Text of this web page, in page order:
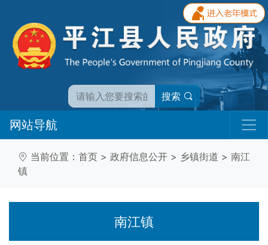
搜索
网站导航
当前位置： 首页 > 政府信息公开 > 乡镇街道 > 南江
镇
南江镇